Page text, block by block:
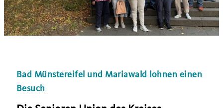
Bad Münstereifel und Mariawald lohnen einen
Besuch